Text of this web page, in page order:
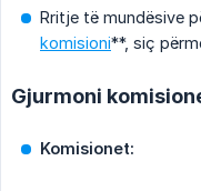
Rritje të mundësive
komisioni**, siç
Gjurmoni
Komisionet: